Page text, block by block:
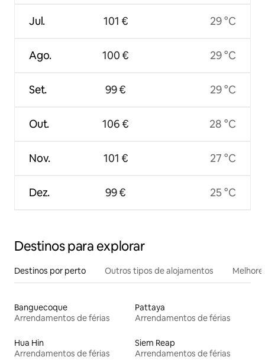
Jul.
Ago.
Set.
Out.
Nov.
Dez.
101 €
100 €
99 €
106 €
101 €
99 €
29 °C
29 °C
29 °C
28 °C
27 °C
25 °C
Destinos para explorar
Destinos por perto Outros tipos de alojamentos
Banguecoque
Arrendamentos de férias
Pattaya
Arrendamentos de férias
Hua Hin
Arrendamentos de férias
Siem Reap
Arrendamentos de férias